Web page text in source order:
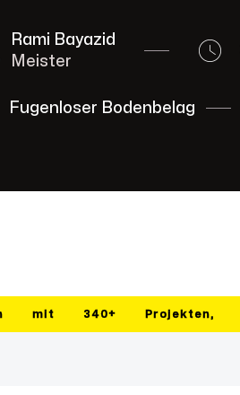
Rami Bayazid
Meister
Fugenloser Bodenbelag
mit 340+ Projekten,